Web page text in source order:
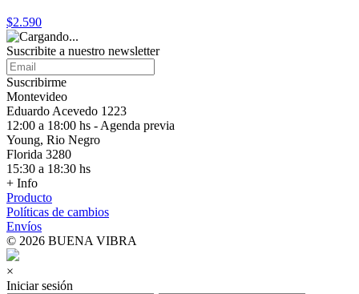
$2.590
Suscribite a nuestro newsletter
Suscribirme
Montevideo
Eduardo Acevedo 1223
12:00 a 18:00 hs - Agenda previa
Young, Rio Negro
Florida 3280
15:30 a 18:30 hs
+ Info
Producto
Políticas de cambios
Envíos
© 2026 BUENA VIBRA
×
Iniciar sesión